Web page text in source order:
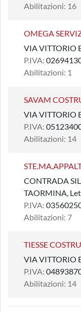
Abilitazioni: 16
OMEGA
VIA VITTORIO
P.IVA:
Abilitazioni: 1
SAVAM
VIA VITTORIO
P.IVA:
Abilitazioni: 14
CONTRADA
TAORMINA,
P.IVA:
Abilitazioni: 7
TIESSE
VIA VITTORIO
P.IVA:
Abilitazioni: 14